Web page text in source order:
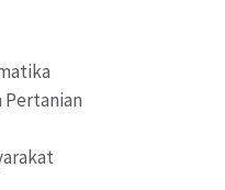
Pertanian